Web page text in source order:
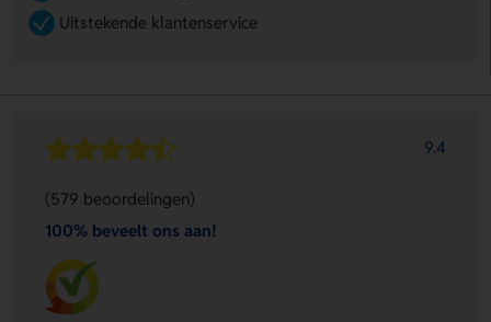
Uitstekende klantenservice
9.4
(579 beoordelingen)
100% beveelt ons aan!